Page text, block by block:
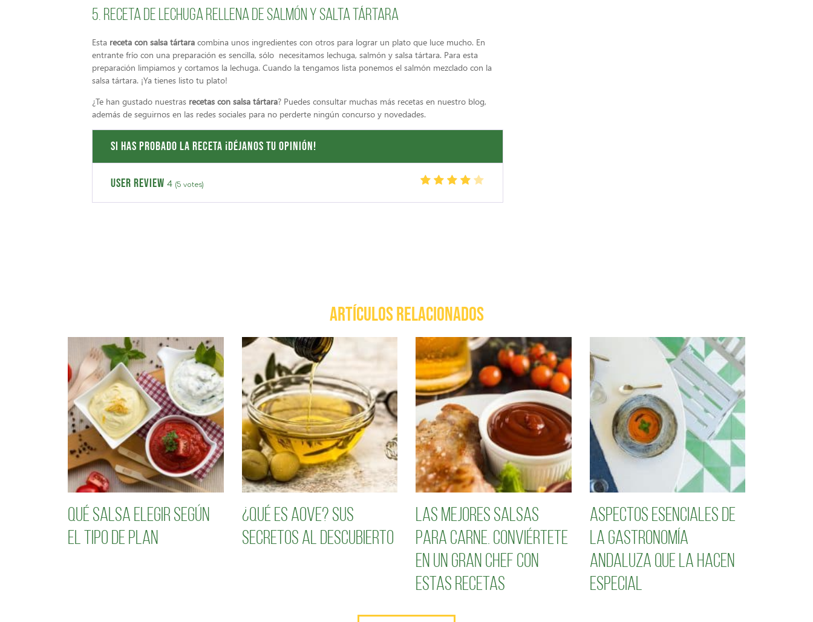
5. Receta de lechuga rellena de salmón y salta tártara
Esta receta con salsa tártara combina unos ingredientes con otros para lograr un plato que luce mucho. En
entrante frío con una preparación es sencilla, sólo necesitamos lechuga, salmón y salsa tártara. Para esta
preparación limpiamos y cortamos la lechuga. Cuando la tengamos lista ponemos el salmón mezclado con la
salsa tártara. ¡Ya tienes listo tu plato!
¿Te han gustado nuestras recetas con salsa tártara? Puedes consultar muchas más recetas en nuestro blog,
además de seguirnos en las redes sociales para no perderte ningún concurso y novedades.
Si has probado la receta ¡Déjanos tu opinión!
USER REVIEW 4 (5 votes)
ARTÍCULOS RELACIONADOS
Qué salsa elegir según
el tipo de plan
¿Qué es AOVE? Sus
secretos al descubierto
Las mejores salsas
para carne. Conviértete
en un gran chef con
estas recetas
Aspectos esenciales de
la gastronomía
andaluza que la hacen
especial